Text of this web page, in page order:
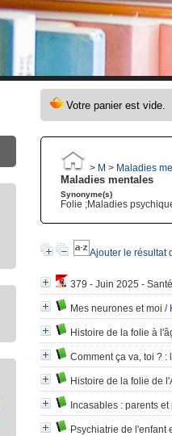
> M > Maladies
Maladies mentales
Synonyme(s)
Folie ;Maladies
Ajouter le résultat
379 - Juin 2025 -
Mes neurones et moi /
Histoire de la folie à
Comment ça va, toi ? :
Histoire de la folie de
Incasables : parents
Psychiatrie de l'enfant